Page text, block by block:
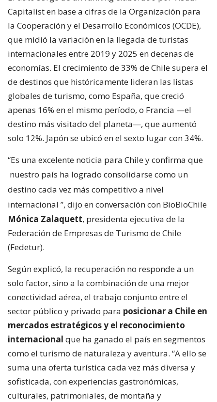
Capitalist en base a cifras de la Organización para
la Cooperación y el Desarrollo Económicos (OCDE),
que midió la variación en la llegada de turistas
internacionales entre 2019 y 2025 en decenas de
economías. El crecimiento de 33% de Chile supera el
de destinos que históricamente lideran las listas
globales de turismo, como España, que creció
apenas 16% en el mismo período, o Francia —el
destino más visitado del planeta—, que aumentó
solo 12%. Japón se ubicó en el sexto lugar con 34%.
“Es una excelente noticia para Chile y confirma que
nuestro país ha logrado consolidarse como un
destino cada vez más competitivo a nivel
internacional ”, dijo en conversación con BioBioChile
Mónica Zalaquett, presidenta ejecutiva de la
Federación de Empresas de Turismo de Chile
(Fedetur).
Según explicó, la recuperación no responde a un
solo factor, sino a la combinación de una mejor
conectividad aérea, el trabajo conjunto entre el
sector público y privado para posicionar a Chile en
mercados estratégicos y el reconocimiento
internacional que ha ganado el país en segmentos
como el turismo de naturaleza y aventura. “A ello se
suma una oferta turística cada vez más diversa y
sofisticada, con experiencias gastronómicas,
culturales, patrimoniales, de montaña y